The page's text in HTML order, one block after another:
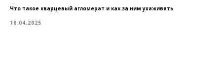
Что такое кварцевый агломерат и как за ним ухаживать
10.04.2025